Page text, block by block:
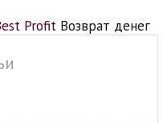
Profit Возврат денег